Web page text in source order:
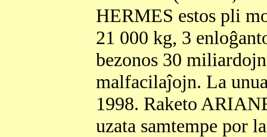
HERMES estos pli
21 000 kg, 3
bezonos 30
malfacilaĵojn. La
1998. Raketo
uzata samtempe por